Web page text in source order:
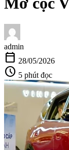
admin
calendar_today 28/05/2026
schedule 5 phút đọc